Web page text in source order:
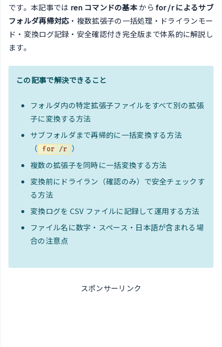
です。本記事では ren コマンドの基本からfor /r によるサブ
フォルダ再帰対応 ・複数拡張子の一括処理・ドライランモー
ド・変換ログ記録・安全確認付き完全版まで体系的に解説し
ます。
この記事で解決できること
フォルダ内の特定拡張子ファイルをすべて別の拡張
子に変換する方法
サブフォルダまで再帰的に一括変換する方法
（
for /r
）
複数の拡張子を同時に一括変換する方法
変換前にドライラン（確認のみ）で安全チェックす
る方法
変換ログを CSV ファイルに記録して運用する方法
ファイル名に数字・スペース・日本語が含まれる場
合の注意点
スポンサーリンク